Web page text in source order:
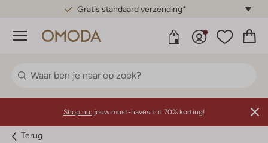
Gratis standaard verzending*
Menu
Shop nu: jouw must-haves tot 70% korting!
Terug